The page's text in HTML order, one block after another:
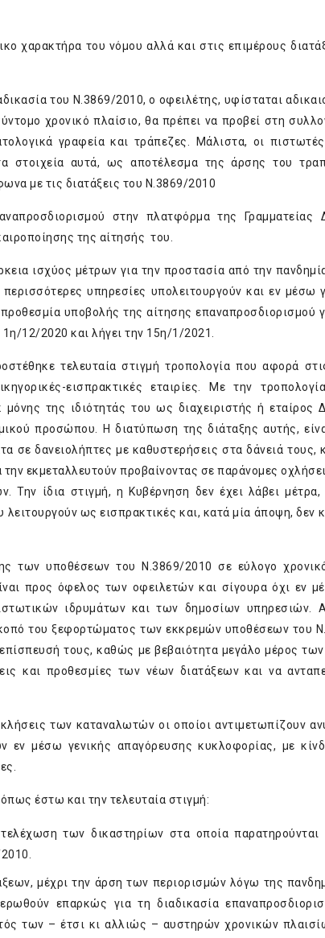
χαρακτήρα του νόμου αλλά και στις επιμέρους
του Ν.3869/2010, ο οφειλέτης, υφίσταται
χρονικό πλαίσιο, θα πρέπει να προβεί στη
γραφεία και τράπεζες. Μάλιστα, οι
αυτά, ως αποτέλεσμα της άρσης του
με τις διατάξεις του Ν.3869/2010
στην πλατφόρμα της Γραμματείας
της αίτησής του.
ισχύος μέτρων για την προστασία από την
υπηρεσίες υπολειτουργούν και εν μέσω
υποβολής της αίτησης επαναπροσδιορισμού
12/2020 και λήγει την 15η/1/2021.
τελευταία στιγμή τροπολογία που αφορά
εισπρακτικές εταιρίες. Με την
της ιδιότητάς του ως διαχειριστής ή εταίρος
προσώπου. Η διατύπωση της διάταξης αυτής,
σε δανειολήπτες με καθυστερήσεις στα δάνειά τους,
την εκμεταλλευτούν προβαίνοντας σε παράνομες
Την ίδια στιγμή, η Κυβέρνηση δεν έχει λάβει
λειτουργούν ως εισπρακτικές και, κατά μία άποψη, δεν
των υποθέσεων του Ν.3869/2010 σε εύλογο
προς όφελος των οφειλετών και σίγουρα όχι εν
ιδρυμάτων και των δημοσίων υπηρεσιών.
του ξεφορτώματος των εκκρεμών υποθέσεων του
τους, καθώς με βεβαιότητα μεγάλο μέρος
και προθεσμίες των νέων διατάξεων και να
των καταναλωτών οι οποίοι αντιμετωπίζουν
εν μέσω γενικής απαγόρευσης κυκλοφορίας, με
έστω και την τελευταία στιγμή:
των δικαστηρίων στα οποία παρατηρούνται
μέχρι την άρση των περιορισμών λόγω της
επαρκώς για τη διαδικασία
των – έτσι κι αλλιώς – αυστηρών χρονικών